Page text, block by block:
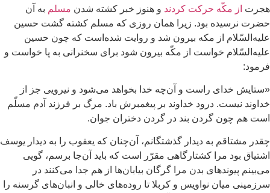
از مكّه حركت كردندو هنوز خبر كشته شدنمسلمبه آن
نرسيده بود. زيرا همان روزى كه مسلم كشته گشت حسين
از مكه بيرون شد و روايت شده‌است كه چون حسين
خواست از مكّه بيرون شود براى سخنرانى به پا خواست و
خداى راست و آن‌چه خدا بخواهد مى‌‏شود و نيرویى جز از
نيست. درود خداوند بر پيغمبرش باد. مرگ بر فرزند آدم مسلّم
هم چون گردن بند در گردن دختران جوان.
مشتاقم به ديدار گذشتگانم، آن‌چنان كه يعقوب را به ديدار يوسف
بود مرا كشتارگاهى مقرّر است كه بايد آن‌جا برسم، گویى
پيوندهاى بدن مرا گرگان بيابان‏‌ها از هم جدا مى‌‏كنند در
ميان نواويس و كربلا تا روده‌‏هاى خالى و انبان‌هاى گرسنه را